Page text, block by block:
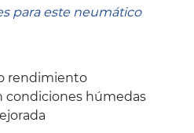
para este neumático
rendimiento
condiciones húmedas